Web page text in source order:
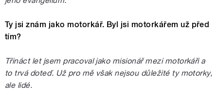
Ty jsi znám jako motorkář. Byl jsi motorkářem už před
tím?
Třináct let jsem pracoval jako misionář mezi motorkáři a
to trvá doteď. Už pro mě však nejsou důležité ty motorky,
ale lidé.